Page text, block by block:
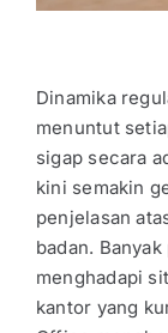
Dinamika
menuntut
sigap secara
kini semakin
penjelasan
badan.
menghadapi
kantor yang